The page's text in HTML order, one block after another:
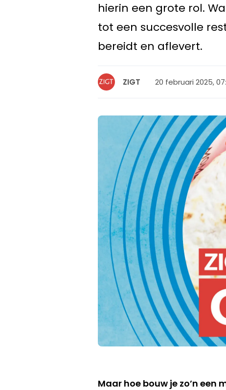
hierin een grote rol.
tot een succesvolle
bereidt en aflevert.
ZIGT 20 februari 2025,
Maar hoe bouw je zo’n